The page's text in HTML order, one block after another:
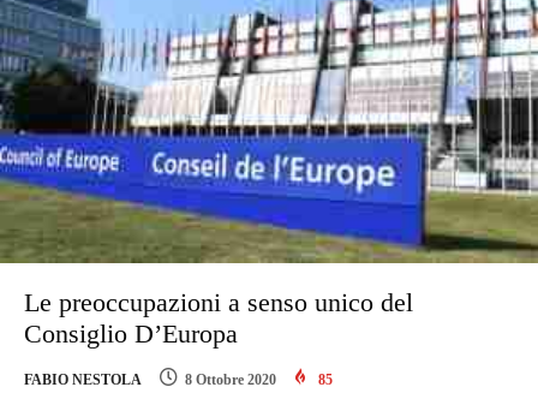
Le preoccupazioni a senso unico del
Consiglio D’Europa
FABIO NESTOLA 8 Ottobre 2020 85